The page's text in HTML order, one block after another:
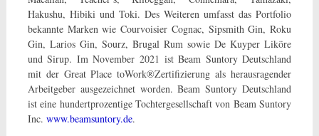
Hakushu, Hibiki und Toki. Des Weiteren umfasst das Portfolio
bekannte Marken wie Courvoisier Cognac, Sipsmith Gin, Roku
Gin, Larios Gin, Sourz, Brugal Rum sowie De Kuyper Liköre
und Sirup. Im November 2021 ist Beam Suntory Deutschland
mit der Great Place toWork®Zertifizierung als herausragender
Arbeitgeber ausgezeichnet worden. Beam Suntory Deutschland
ist eine hundertprozentige Tochtergesellschaft von Beam Suntory
Inc. www.beamsuntory.de.